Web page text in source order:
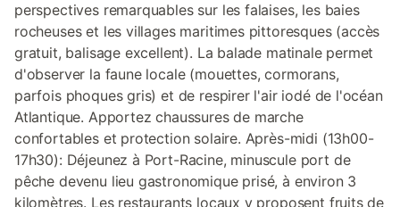
perspectives remarquables sur les falaises, les baies
rocheuses et les villages maritimes pittoresques (accès
gratuit, balisage excellent). La balade matinale permet
d'observer la faune locale (mouettes, cormorans,
parfois phoques gris) et de respirer l'air iodé de l'océan
Atlantique. Apportez chaussures de marche
confortables et protection solaire. Après-midi (13h00-
17h30): Déjeunez à Port-Racine, minuscule port de
pêche devenu lieu gastronomique prisé, à environ 3
kilomètres. Les restaurants locaux y proposent fruits de